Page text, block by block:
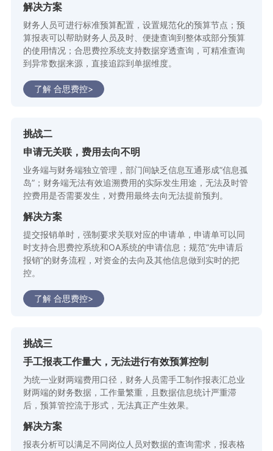
解决方案
财务人员可进行标准预算配置，设置规范化的预算节点；预
算报表可以帮助财务人员及时、便捷查询到整体或部分预算
的使用情况；合思费控系统支持数据穿透查询，可精准查询
到异常数据来源，直接追踪到单据维度。
了解 合思费控>
挑战二
申请无关联，费用去向不明
业务端与财务端独立管理，部门间缺乏信息互通形成“信息孤
岛”；财务端无法有效追溯费用的实际发生用途，无法及时管
控费用是否需要发生，对费用最终去向无法提前预判。
解决方案
提交报销单时，强制要求关联对应的申请单，申请单可以同
时支持合思费控系统和OA系统的申请信息；规范“先申请后
报销”的财务流程，对资金的去向及其他信息做到实时的把
控。
了解 合思费控>
挑战三
手工报表工作量大，无法进行有效预算控制
为统一业财两端费用口径，财务人员需手工制作报表汇总业
财两端的财务数据，工作量繁重，且数据信息统计严重滞
后，预算管控流于形式，无法真正产生效果。
解决方案
报表分析可以满足不同岗位人员对数据的查询需求，报表格